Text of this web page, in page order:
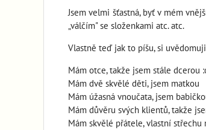
Jsem velmi šťastná, byť v mém
„válčím" se složenkami atc. atc.
Vlastně teď jak to píšu, si
Mám otce, takže jsem stále dcerou
Mám dvě skvělé děti, jsem matkou
Mám úžasná vnoučata, jsem
Mám důvěru svých klientů, takže
Mám skvělé přátele, vlastní